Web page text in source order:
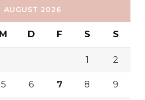
AUGUST 2026
M D F S S
1 2
5 6 7 8 9